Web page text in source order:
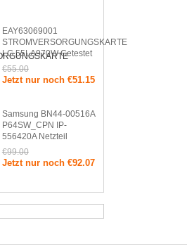
EAY63069001
STROMVERSORGUNGSKARTE
LG 55LA970W Getestet
€55.00
Jetzt nur noch €51.15
Samsung BN44-00516A
P64SW_CPN IP-
556420A Netzteil
€99.00
Jetzt nur noch €92.07